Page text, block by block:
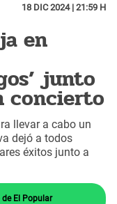
18 DIC 2024 | 21:59 H
en
junto
concierto
llevar a cabo un
dejó a todos
éxitos junto a
El Popular